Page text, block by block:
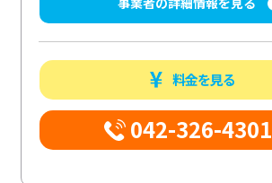
料金を見る
042-326-4301